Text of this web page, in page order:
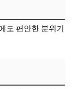
도 편안한 분위기